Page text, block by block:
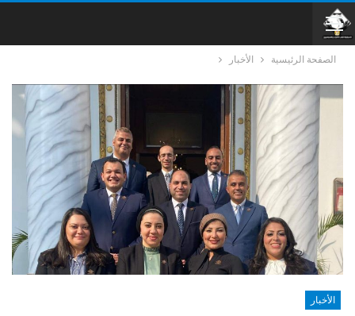
الصفحة الرئيسية الأخبار
الأخبار